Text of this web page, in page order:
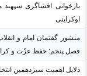
بازخوانی افشاگری
اوکراینی
فصل پنجم: حفظ عزّت و
دلایل اهمیت سیزدهمین